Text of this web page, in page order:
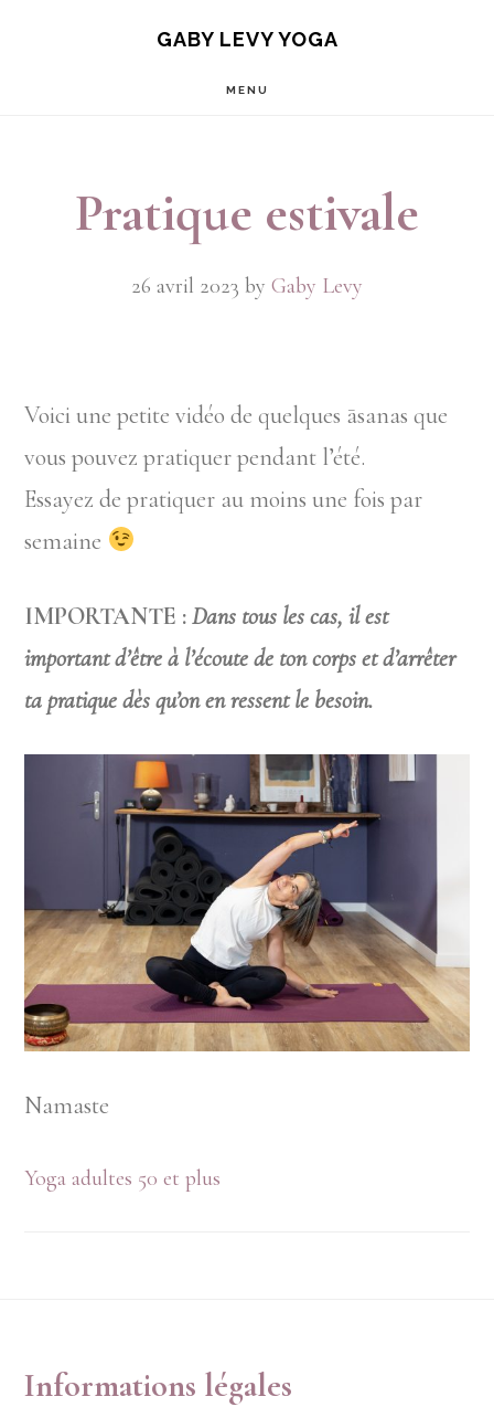
GABY LEVY YOGA
MENU
Pratique estivale
26 avril 2023 by Gaby Levy
Voici une petite vidéo de quelques āsanas que
vous pouvez pratiquer pendant l’été.
Essayez de pratiquer au moins une fois par
semaine
IMPORTANTE : Dans tous les cas, il est
important d’être à l’écoute de ton corps et d’arrêter
ta pratique dès qu’on en ressent le besoin.
Namaste
Yoga adultes 50 et plus
Informations légales